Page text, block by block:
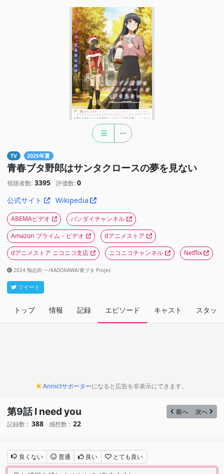
TV 2025年夏
青春ブタ野郎はサンタクロースの夢を見ない
視聴者数: 3395 評価数: 0
公式サイト
Wikipedia
ABEMAビデオ
バンダイチャンネル
Amazon プライム・ビデオ
dアニメストア
dアニメストア ニコニコ支店
ニコニコチャンネル Netflix
2024 鴨志田 一/KADOKAWA/青ブタ Projec
ツイート
トップ 情報 記録 エピソード キャスト スタッフ
Annictサポーターになると広告を非表示にできます。
第9話 I need you 前へ
次へ
記録数 : 388 感想数 : 22
良くない 普通 良い とても良い